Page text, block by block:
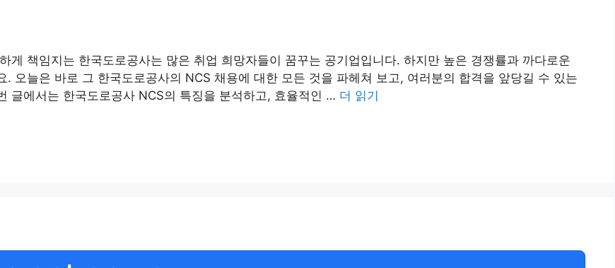
게 책임지는 한국도로공사는 많은 취업 희망자들이 꿈꾸는 공기업입니다. 하지만 높은 경쟁률과 까다로운
오늘은 바로 그 한국도로공사의 NCS 채용에 대한 모든 것을 파헤쳐 보고, 여러분의 합격을 앞당길 수 있는
글에서는 한국도로공사 NCS의 특징을 분석하고, 효율적인 … 더 읽기